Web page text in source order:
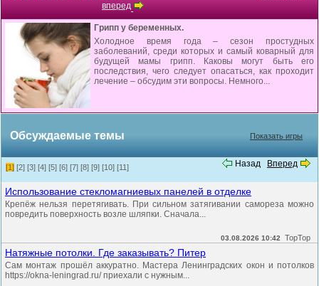
вперед
Грипп у беременных.
Холодное время года – сезон простудных
заболеваний, среди которых и самый коварный для
будущей мамы грипп. Каковы могут быть его
последствия, чего следует опасаться, как проходит
лечение – обсудим эти вопросы. Немного...
Обсуждаемые темы Показать игры
Назад Вперед
[1] [2] [3] [4] [5] [6] [7] [8] [9] [10] [11]
Использование стекломагниевых панелей в отделке
Крепёж нельзя перетягивать. При сильном затягивании самореза можно
повредить поверхность возле шляпки. Сначала...
03.08.2026 10:42 TopTop
Натяжные потолки. Где заказывать? Питер
Сам монтаж прошёл аккуратно. Мастера Ленинградских окон и потолков
https://okna-leningrad.ru/ приехали с нужным...